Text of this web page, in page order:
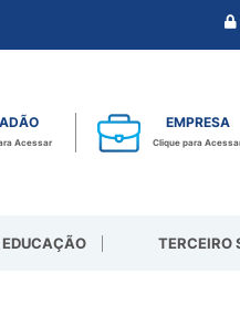
Acessar
EMPRESA
Clique para
TERCEIRO